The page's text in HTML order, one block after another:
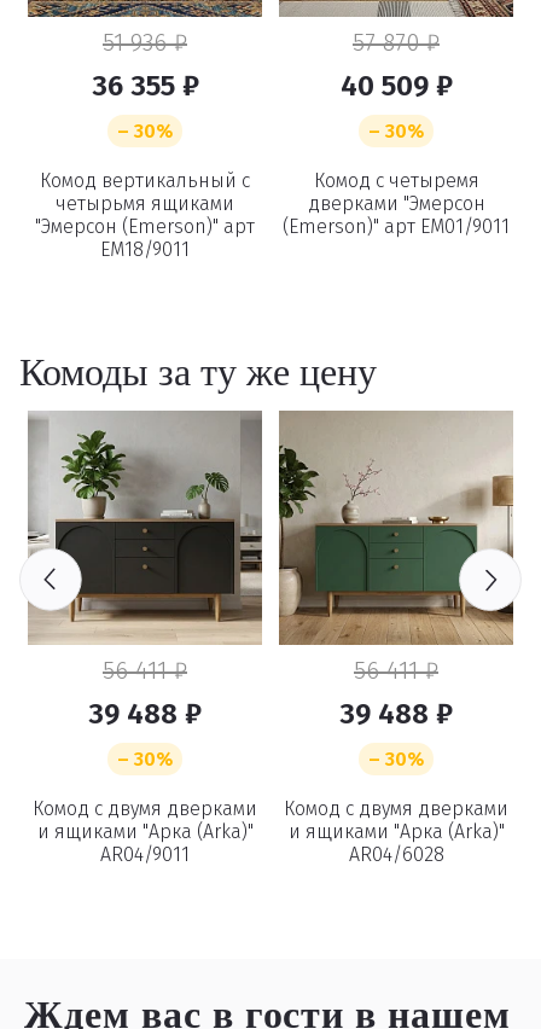
51 936 ₽
36 355 ₽
– 30%
Комод вертикальный с
четырьмя ящиками
"Эмерсон (Emerson)" арт
EM18/9011
57 870 ₽
40 509 ₽
– 30%
Комод с четыремя
дверками "Эмерсон
(Emerson)" арт EM01/9011
Комоды за ту же цену
56 411 ₽
39 488 ₽
– 30%
Комод с двумя дверками
и ящиками "Арка (Arka)"
AR04/9011
56 411 ₽
39 488 ₽
– 30%
Комод с двумя дверками
и ящиками "Арка (Arka)"
AR04/6028
Ждем вас в гостив нашем
Удаление
товаров
Вы точно хотите удалить
товар из корзины?
Удалить